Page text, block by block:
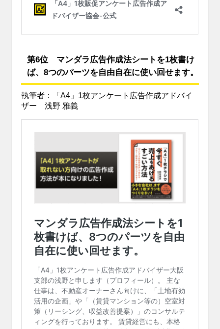
第6位 マンダラ広告作成法シートを1枚書け
ば、8つのパーツを自由自在に使い回せます。
執筆者：「A4」1枚アンケート広告作成アドバイ
ザー 浅野 雅義